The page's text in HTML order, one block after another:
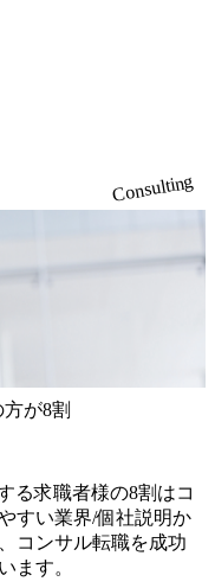
。 課題選定から顧客
客の要望や提案を柔
すため、ご自身の提
高い貢献度を実感で
用室あり) ・就業規
禁止 ・禁煙サポート
ずれかのご経験をお
発経験3年以上 ・要
・PMO経験2年以上
でのいずれかの上流
ジメント経験 ・お客
に対して主体的に業
イル/スクラムへの興
ず、アドバイスを素
レキシブルな働き方を
回50分程度を想定 オ
長性が大きくみられ
の基礎を支援)を魅力
ぶ方も多数 アビーム
、とイメージされる
定や新規事業立案な
案件も多く存在 特に
Big4に先んじて注力
の多様化する生活ス
きやすい職場環境を
度を導入している 多
組み、また、フレッ
フルリモート制度な
が整備されている 202
8月12日(水) 16:00 202
1day選考会を開催いた
」や「物流・調達コ
ーマに留まらずクラ
ーントランスフォー
どが充実している。
ーも多く、グローバ
などの非営利団体に
る。 2026年8月29日
1か月程度のプログラ
～13:30 2026年8月12
は、「Tokyo Be Bold Pr
ラム)」を実施いたし
ションを提供し、複
ムのダイバーシティ
点と高い志を持つ女
、プログラムを開催
、「ケース面接の経
のお声をたくさんい
プロジェクトのケー
のセッションを約1か
ただきます。コンサ
ルタントの具体的な
Consulting
が8割
る求職者様の8割はコ
すい業界/個社説明か
コンサル転職を成功
ます。